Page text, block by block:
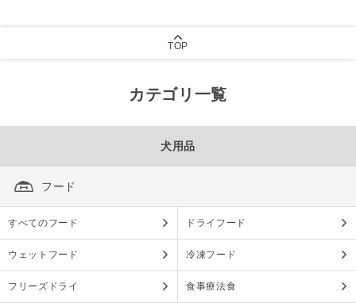
TOP
カテゴリ一覧
犬用品
フード
すべてのフード ドライフード
ウェットフード 冷凍フード
フリーズドライ 食事療法食